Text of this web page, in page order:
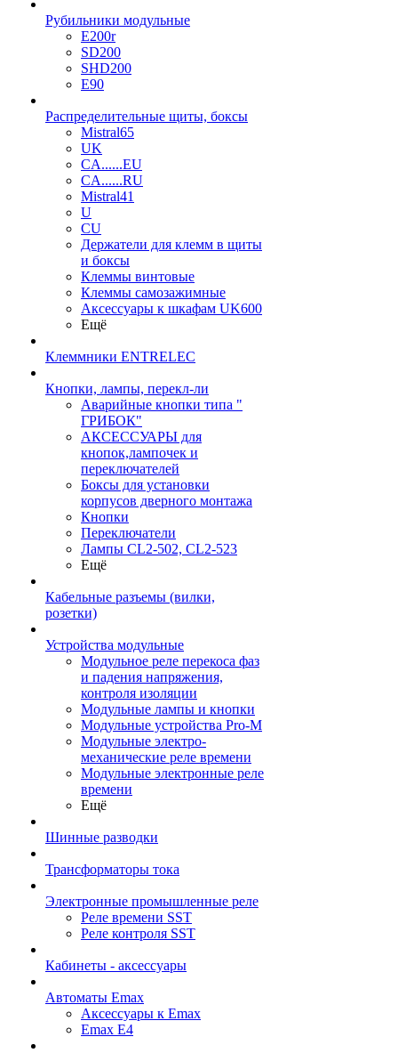
Рубильники модульные
E200r
SD200
SHD200
E90
Распределительные щиты, боксы
Mistral65
UK
CA......EU
CA......RU
Mistral41
U
CU
Держатели для клемм в щиты
и боксы
Клеммы винтовые
Клеммы самозажимные
Аксессуары к шкафам UK600
Ещё
Клеммники ENTRELEC
Кнопки, лампы, перекл-ли
Аварийные кнопки типа "
ГРИБОК"
АКСЕССУАРЫ для
кнопок,лампочек и
переключателей
Боксы для установки
корпусов дверного монтажа
Кнопки
Переключатели
Лампы CL2-502, CL2-523
Ещё
Кабельные разъемы (вилки,
розетки)
Устройства модульные
Модульное реле перекоса фаз
и падения напряжения,
контроля изоляции
Модульные лампы и кнопки
Модульные устройства Pro-M
Модульные электро-
механические реле времени
Модульные электронные реле
времени
Ещё
Шинные разводки
Трансформаторы тока
Электронные промышленные реле
Реле времени SST
Реле контроля SST
Кабинеты - аксессуары
Автоматы Emax
Аксессуары к Emax
Emax E4